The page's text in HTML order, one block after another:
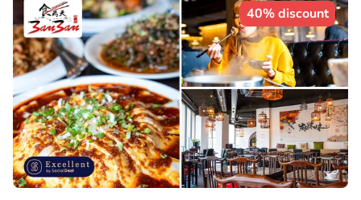
40% discount